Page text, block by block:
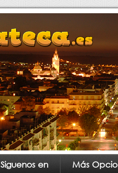
Siguenos en Más